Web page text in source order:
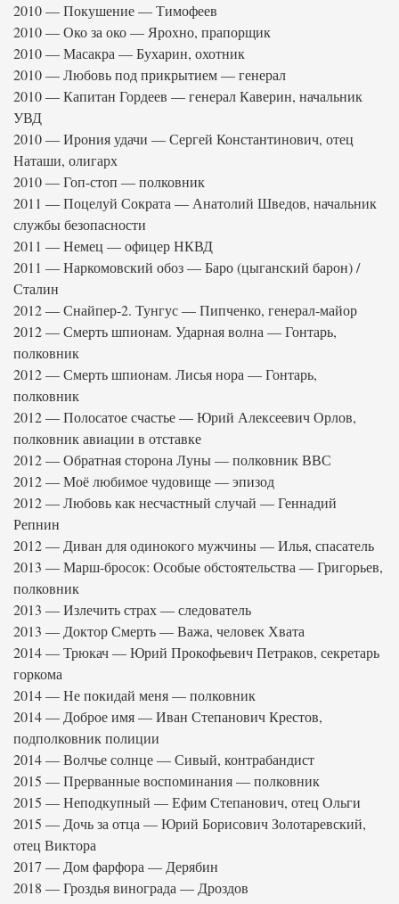
2010 — Покушение — Тимофеев
2010 — Око за око — Ярохно, прапорщик
2010 — Масакра — Бухарин, охотник
2010 — Любовь под прикрытием — генерал
2010 — Капитан Гордеев — генерал Каверин, начальник
УВД
2010 — Ирония удачи — Сергей Константинович, отец
Наташи, олигарх
2010 — Гоп-стоп — полковник
2011 — Поцелуй Сократа — Анатолий Шведов, начальник
службы безопасности
2011 — Немец — офицер НКВД
2011 — Наркомовский обоз — Баро (цыганский барон) /
Сталин
2012 — Снайпер-2. Тунгус — Пипченко, генерал-майор
2012 — Смерть шпионам. Ударная волна — Гонтарь,
полковник
2012 — Смерть шпионам. Лисья нора — Гонтарь,
полковник
2012 — Полосатое счастье — Юрий Алексеевич Орлов,
полковник авиации в отставке
2012 — Обратная сторона Луны — полковник ВВС
2012 — Моё любимое чудовище — эпизод
2012 — Любовь как несчастный случай — Геннадий
Репнин
2012 — Диван для одинокого мужчины — Илья, спасатель
2013 — Марш-бросок: Особые обстоятельства — Григорьев,
полковник
2013 — Излечить страх — следователь
2013 — Доктор Смерть — Важа, человек Хвата
2014 — Трюкач — Юрий Прокофьевич Петраков, секретарь
горкома
2014 — Не покидай меня — полковник
2014 — Доброе имя — Иван Степанович Крестов,
подполковник полиции
2014 — Волчье солнце — Сивый, контрабандист
2015 — Прерванные воспоминания — полковник
2015 — Неподкупный — Ефим Степанович, отец Ольги
2015 — Дочь за отца — Юрий Борисович Золотаревский,
отец Виктора
2017 — Дом фарфора — Дерябин
2018 — Гроздья винограда — Дроздов